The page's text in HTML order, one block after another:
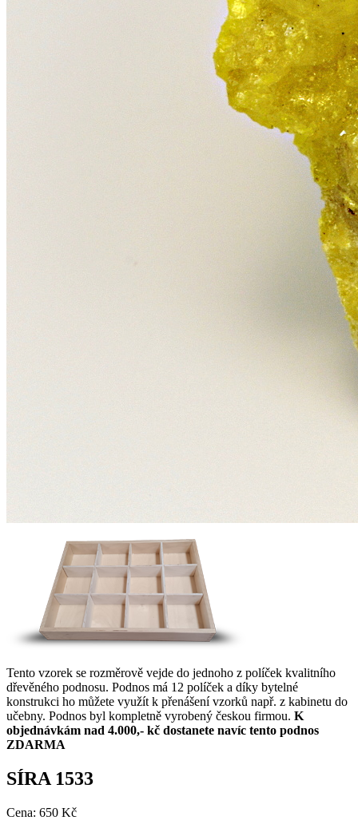
Tento vzorek se rozměrově vejde do jednoho z políček kvalitního
dřevěného podnosu. Podnos má 12 políček a díky bytelné
konstrukci ho můžete využít k přenášení vzorků např. z kabinetu do
učebny. Podnos byl kompletně vyrobený českou firmou. K
objednávkám nad 4.000,- kč dostanete navíc tento podnos
ZDARMA
SÍRA 1533
Cena: 650 Kč